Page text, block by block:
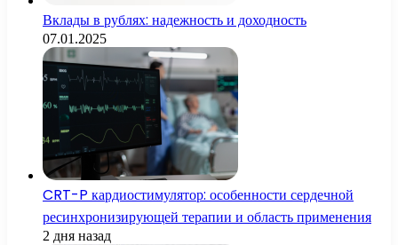
Вклады в рублях: надежность и доходность
07.01.2025
CRT-P кардиостимулятор: особенности сердечной
ресинхронизирующей терапии и область применения
2 дня назад